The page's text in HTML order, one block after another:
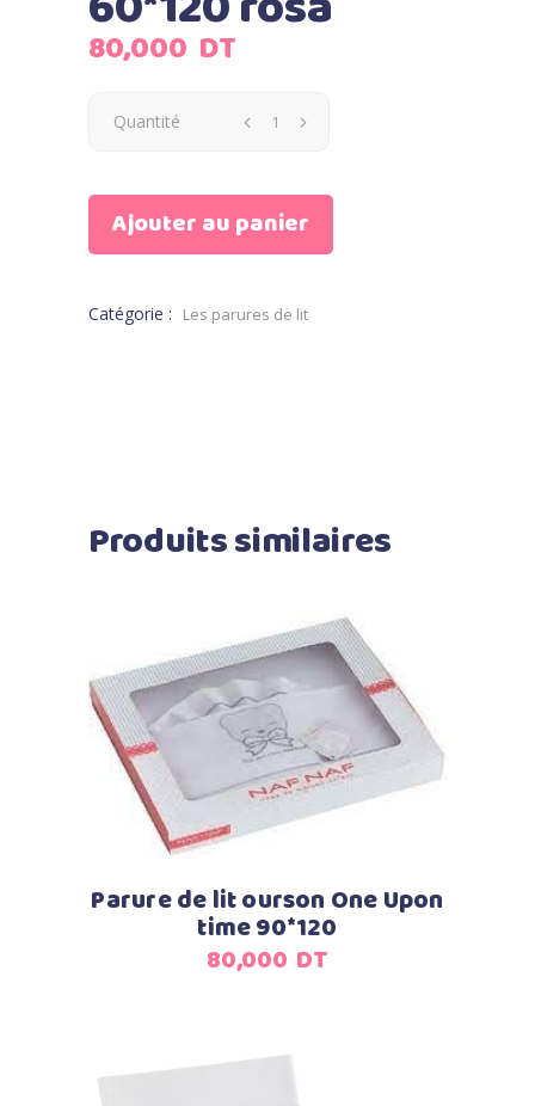
80,000 DT
Quantité
Ajouter au panier
Catégorie : Les parures de lit
Produits similaires
Ajouter au panier
Parure de lit ourson One Upon
time 90*120
80,000 DT